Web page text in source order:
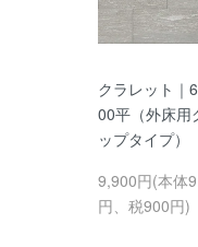
クラレット｜
00平（外床用
ップタイプ）
9,900円(本体
円、税900円)